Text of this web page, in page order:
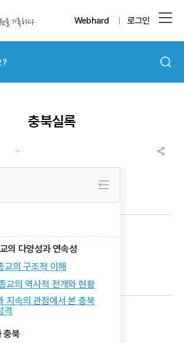
Webhard 로그인
충북실록
의 다양성과 연속성
교의 구조적 이해
교의 역사적 전개와 현황
지속의 관점에서 본 충북
격
충북